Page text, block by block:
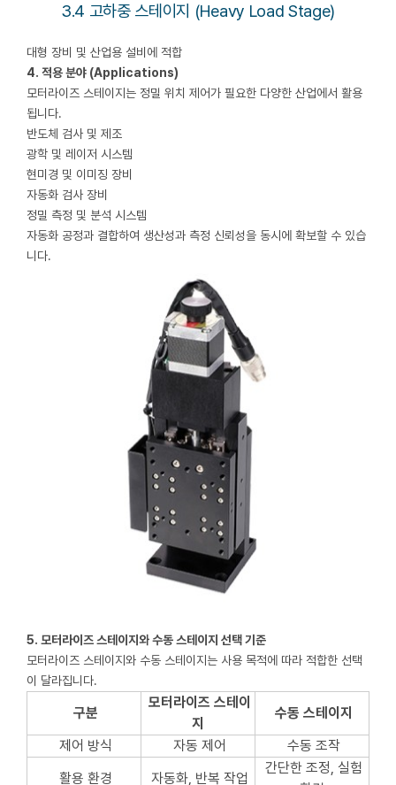
3.4 고하중 스테이지 (Heavy Load Stage)
대형 장비 및 산업용 설비에 적합
4. 적용 분야 (Applications)
모터라이즈 스테이지는 정밀 위치 제어가 필요한 다양한 산업에서 활용
됩니다.
반도체 검사 및 제조
광학 및 레이저 시스템
현미경 및 이미징 장비
자동화 검사 장비
정밀 측정 및 분석 시스템
자동화 공정과 결합하여 생산성과 측정 신뢰성을 동시에 확보할 수 있습
니다.
5. 모터라이즈 스테이지와 수동 스테이지 선택 기준
모터라이즈 스테이지와 수동 스테이지는 사용 목적에 따라 적합한 선택
이 달라집니다.
구분
모터라이즈 스테이
지
수동 스테이지
제어 방식
자동 제어
수동 조작
활용 환경
자동화, 반복 작업
간단한 조정, 실험